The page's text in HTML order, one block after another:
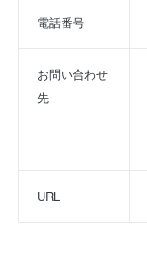
電話番号
お問い合わせ
先
URL